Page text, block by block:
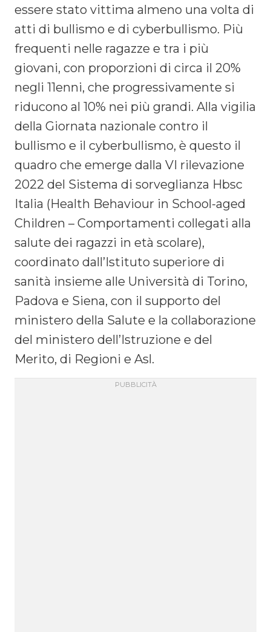
essere stato vittima almeno una volta di
atti di bullismo e di cyberbullismo. Più
frequenti nelle ragazze e tra i più
giovani, con proporzioni di circa il 20%
negli 11enni, che progressivamente si
riducono al 10% nei più grandi. Alla vigilia
della Giornata nazionale contro il
bullismo e il cyberbullismo, è questo il
quadro che emerge dalla VI rilevazione
2022 del Sistema di sorveglianza Hbsc
Italia (Health Behaviour in School-aged
Children – Comportamenti collegati alla
salute dei ragazzi in età scolare),
coordinato dall’Istituto superiore di
sanità insieme alle Università di Torino,
Padova e Siena, con il supporto del
ministero della Salute e la collaborazione
del ministero dell’Istruzione e del
Merito, di Regioni e Asl.